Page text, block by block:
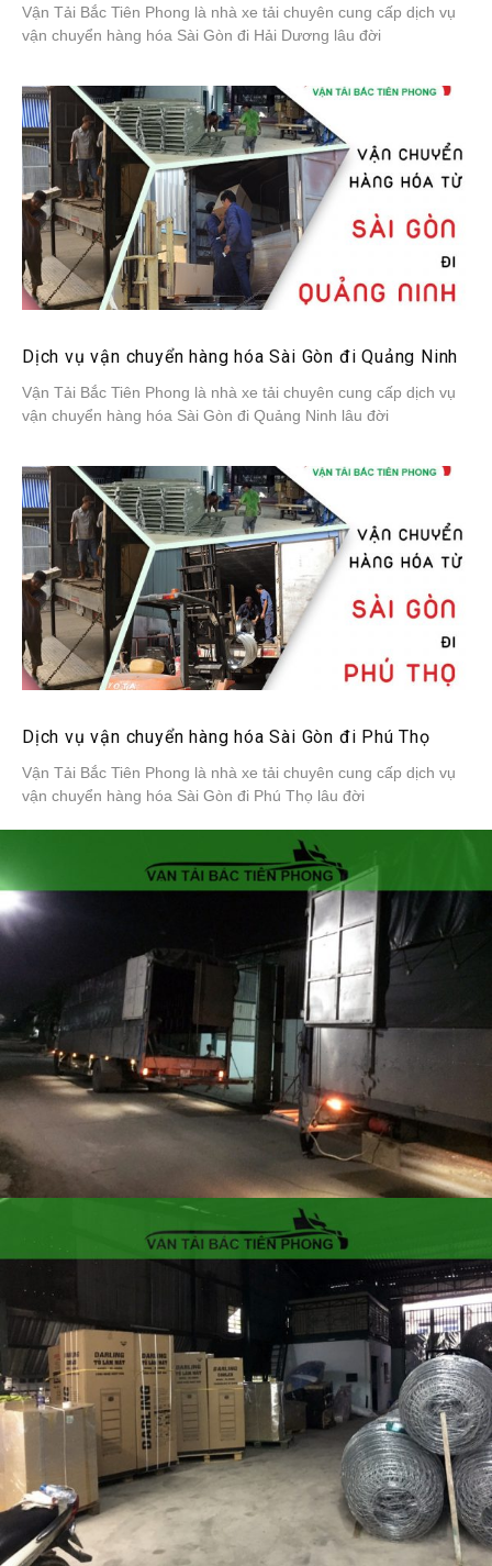
Vận Tải Bắc Tiên Phong là nhà xe tải chuyên cung cấp dịch vụ
vận chuyển hàng hóa Sài Gòn đi Hải Dương lâu đời
Dịch vụ vận chuyển hàng hóa Sài Gòn đi Quảng Ninh
Vận Tải Bắc Tiên Phong là nhà xe tải chuyên cung cấp dịch vụ
vận chuyển hàng hóa Sài Gòn đi Quảng Ninh lâu đời
Dịch vụ vận chuyển hàng hóa Sài Gòn đi Phú Thọ
Vận Tải Bắc Tiên Phong là nhà xe tải chuyên cung cấp dịch vụ
vận chuyển hàng hóa Sài Gòn đi Phú Thọ lâu đời